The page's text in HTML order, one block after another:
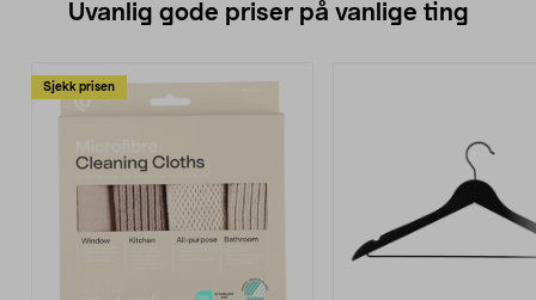
Uvanlig gode priser på vanlige ting
Sjekk prisen